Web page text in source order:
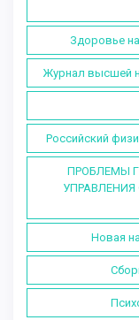
Здоровье
Журнал высшей
Российский
ПРОБЛЕМЫ
Новая